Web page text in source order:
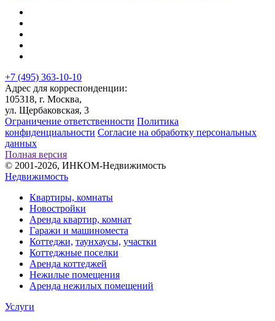
+7 (495) 363-10-10
Адрес для корреспонденции:
105318, г. Москва,
ул. Щербаковская, 3
Ограничение ответственности Политика
конфиденциальности Согласие на обработку персональных
данных
Полная версия
© 2001-2026, ИНКОМ-Недвижимость
Недвижимость
Квартиры, комнаты
Новостройки
Аренда квартир, комнат
Гаражи и машиноместа
Коттеджи, таунхаусы, участки
Коттеджные поселки
Аренда коттеджей
Нежилые помещения
Аренда нежилых помещений
Услуги